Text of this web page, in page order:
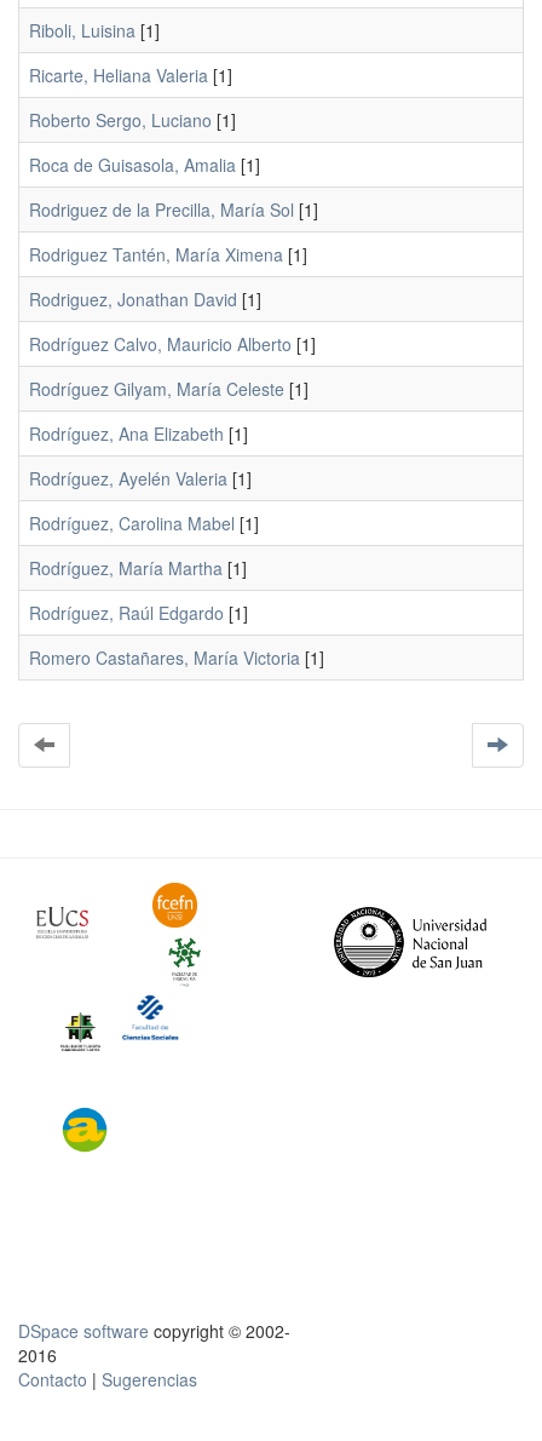
Riboli, Luisina [1]
Ricarte, Heliana Valeria [1]
Roberto Sergo, Luciano [1]
Roca de Guisasola, Amalia [1]
Rodriguez de la Precilla, María Sol [1]
Rodriguez Tantén, María Ximena [1]
Rodriguez, Jonathan David [1]
Rodríguez Calvo, Mauricio Alberto [1]
Rodríguez Gilyam, María Celeste [1]
Rodríguez, Ana Elizabeth [1]
Rodríguez, Ayelén Valeria [1]
Rodríguez, Carolina Mabel [1]
Rodríguez, María Martha [1]
Rodríguez, Raúl Edgardo [1]
Romero Castañares, María Victoria [1]
DSpace software copyright © 2002-
2016
Contacto | Sugerencias